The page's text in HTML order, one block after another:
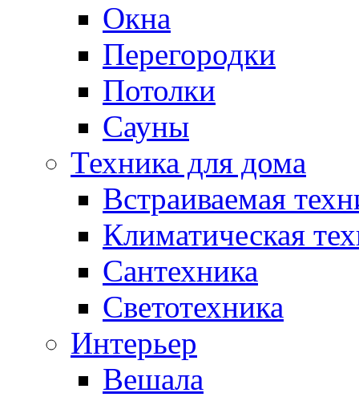
Окна
Перегородки
Потолки
Сауны
Техника для дома
Встраиваемая
Климатическая
Сантехника
Светотехника
Интерьер
Вешала